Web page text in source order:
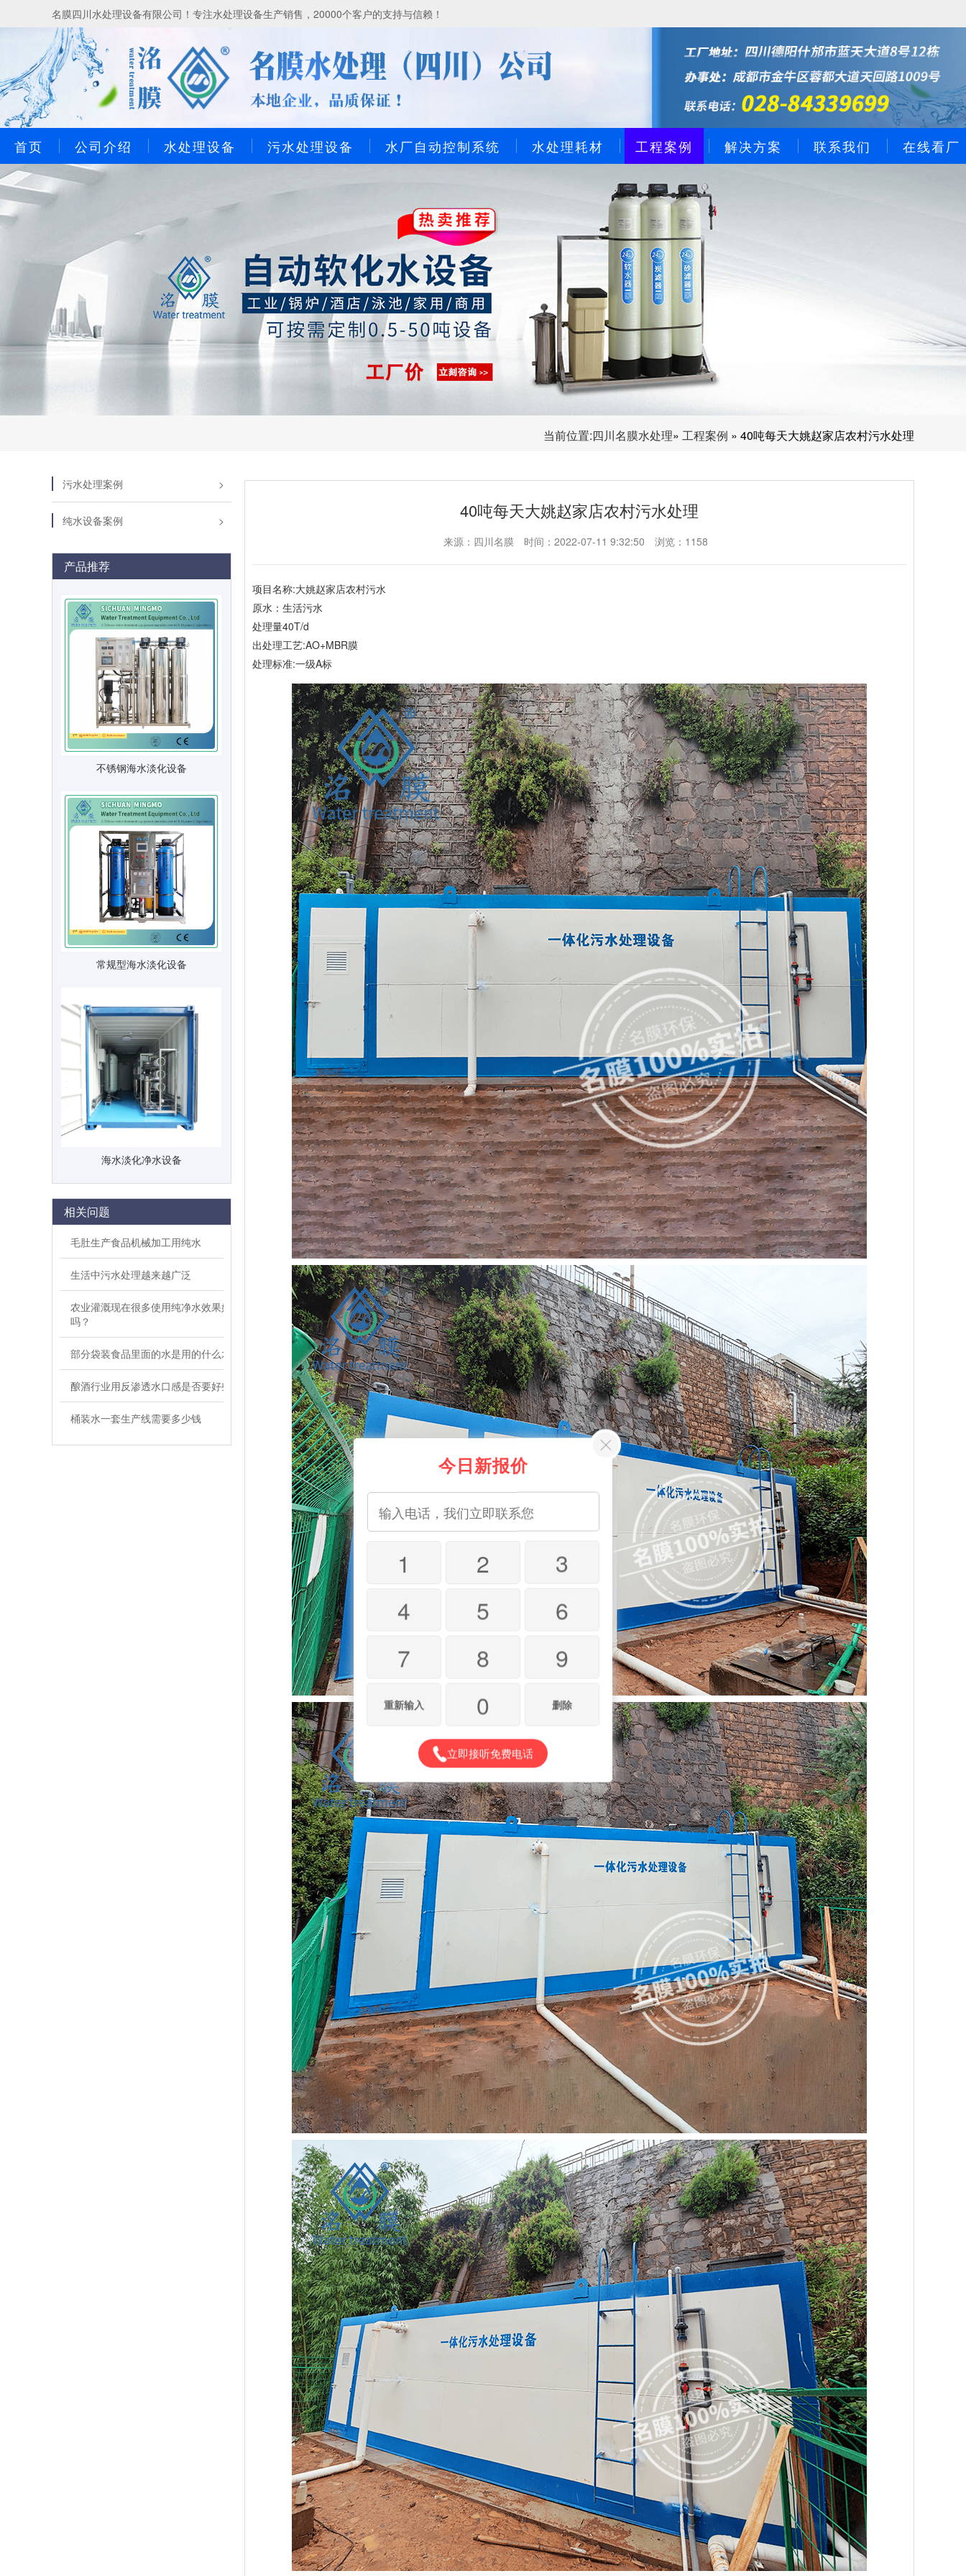
名膜四川水处理设备有限公司！专注水处理设备生产销售，20000个客户的支持与信赖！
首页 公司介绍 水处理设备 污水处理设备 水厂自动控制系统 水处理耗材 工程案例 解决方案 联系我们 在线看厂
当前位置:四川名膜水处理» 工程案例 » 40吨每天大姚赵家店农村污水处理
污水处理案例
纯水设备案例
产品推荐
不锈钢海水淡化设备
常规型海水淡化设备
海水淡化净水设备
相关问题
毛肚生产食品机械加工用纯水
生活中污水处理越来越广泛
农业灌溉现在很多使用纯净水效果好
吗？
部分袋装食品里面的水是用的什么水
酿酒行业用反渗透水口感是否要好些
桶装水一套生产线需要多少钱
40吨每天大姚赵家店农村污水处理
来源：四川名膜 时间：2022-07-11 9:32:50 浏览：1158
项目名称:大姚赵家店农村污水
原水：生活污水
处理量40T/d
出处理工艺:AO+MBR膜
处理标准:一级A标
今日新报价
1 2
3
4
5
6
7
8 9
重新输入 0 删除
立即接听免费电话